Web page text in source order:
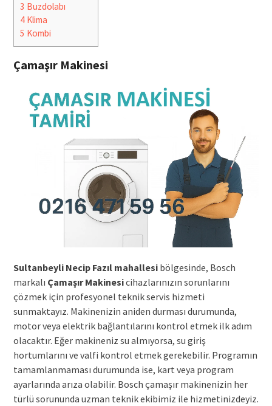
3 Buzdolabı
4Klima
5 Kombi
Çamaşır Makinesi
Sultanbeyli Necip Fazıl mahallesibölgesinde, Bosch
markalı Çamaşır Makinesicihazlarınızın sorunlarını
çözmek için profesyonel teknik servis hizmeti
sunmaktayız. Makinenizin aniden durması durumunda,
motor veya elektrik bağlantılarını kontrol etmek ilk adım
olacaktır. Eğer makineniz su almıyorsa, su giriş
hortumlarını ve valfi kontrol etmek gerekebilir. Programın
tamamlanmaması durumunda ise, kart veya program
ayarlarında arıza olabilir. Bosch çamaşır makinenizin her
türlü sorununda uzman teknik ekibimiz ile hizmetinizdeyiz.